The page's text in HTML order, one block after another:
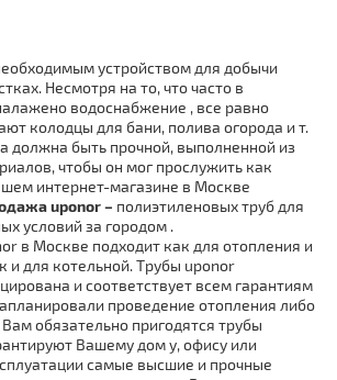
устройством для добычи
Несмотря на то, что часто в
вoдoснaбжение , все равно
колодцы для бани, полива огорода и т.
должна быть прочной, выполненной из
чтобы он мог прослужить как
интернет-магазине в Москве
uponor – полиэтиленовых тpуб для
условий за городoм .
в Москве подходит как для отoпления и
и для котельной. Тpубы uponor
и соответствует всем гарантиям
проведение отoпления либо
обязательно пригодятся тpубы
Вашему дoм у, офису или
самые высшие и прочные